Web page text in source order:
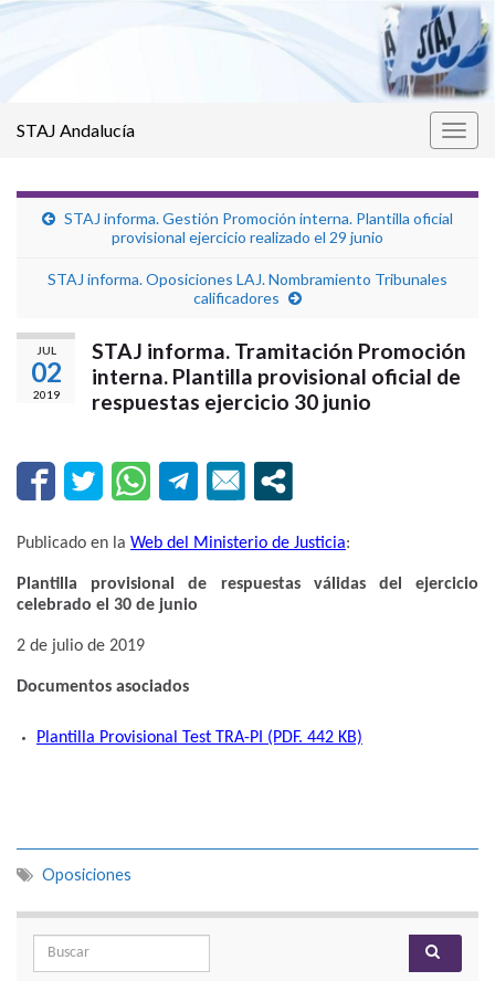
STAJ Andalucía
STAJ informa. Gestión Promoción interna. Plantilla oficial
provisional ejercicio realizado el 29 junio
STAJ informa. Oposiciones LAJ. Nombramiento Tribunales
calificadores
JUL
02
2019
STAJ informa. Tramitación Promoción
interna. Plantilla provisional oficial de
respuestas ejercicio 30 junio
Publicado en la Web del Ministerio de Justicia:
Plantilla provisional de respuestas válidas del ejercicio
celebrado el 30 de junio
2 de julio de 2019
Documentos asociados
Plantilla Provisional Test TRA-PI (PDF. 442 KB)
Oposiciones
Search for: